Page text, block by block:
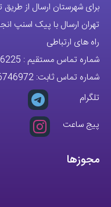
آدرس دفتر: تهران-سعادت آباد-
برای شهرستان ارسال از طریق
تهران ارسال با پیک اسنپ
راه های ارتباطی
شماره تماس مستقیم :
شماره تماس ثابت: